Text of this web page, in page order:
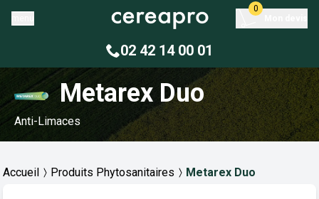
0
02 42 14 00 01
Metarex Duo
Anti-Limaces
Accueil Produits Phytosanitaires Metarex Duo